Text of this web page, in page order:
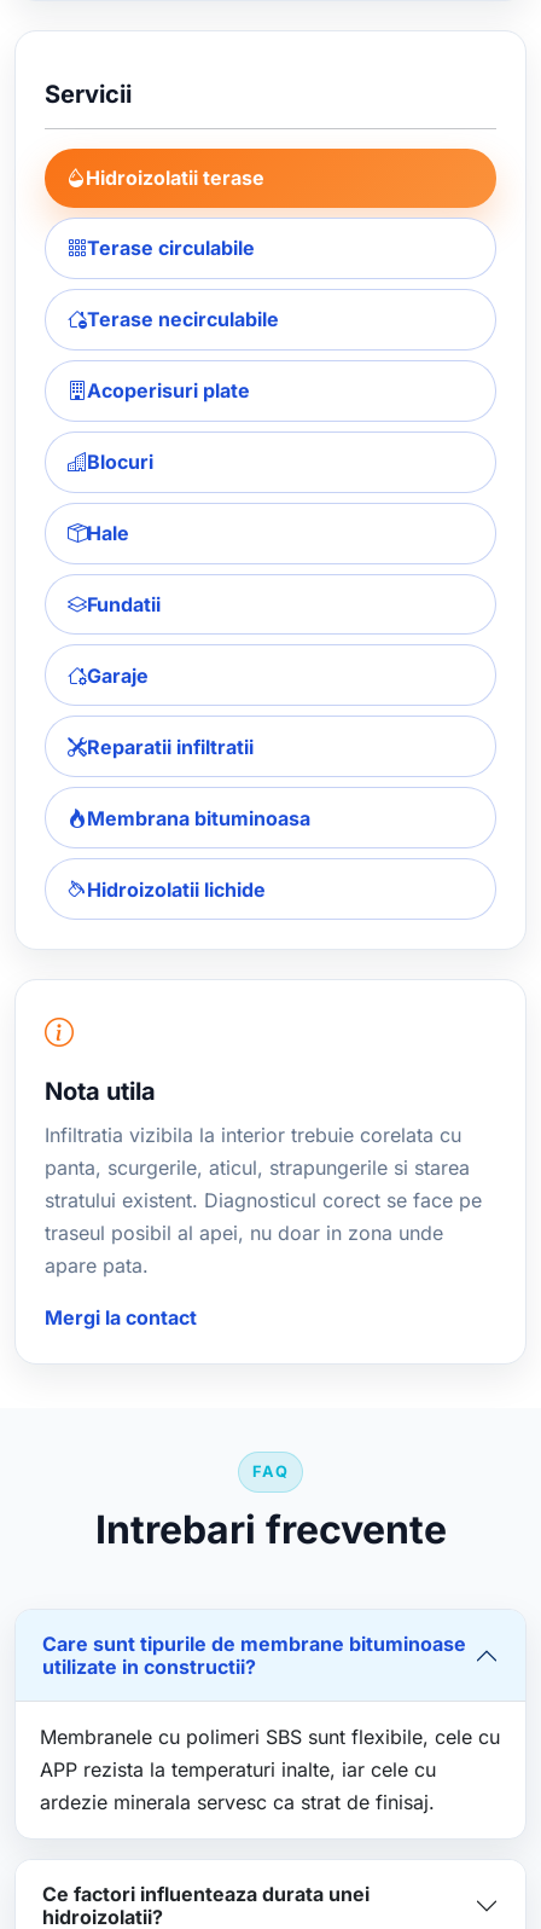
Servicii
Hidroizolatii terase
Terase circulabile
Terase necirculabile
Acoperisuri plate
Blocuri
Hale
Fundatii
Garaje
Reparatii infiltratii
Membrana bituminoasa
Hidroizolatii lichide
Nota utila
Infiltratia vizibila la interior trebuie corelata cu
panta, scurgerile, aticul, strapungerile si starea
stratului existent. Diagnosticul corect se face pe
traseul posibil al apei, nu doar in zona unde
apare pata.
Mergi la contact
FAQ
Intrebari frecvente
Care sunt tipurile de membrane bituminoase
utilizate in constructii?
Membranele cu polimeri SBS sunt flexibile, cele cu
APP rezista la temperaturi inalte, iar cele cu
ardezie minerala servesc ca strat de finisaj.
Ce factori influenteaza durata unei
hidroizolatii?